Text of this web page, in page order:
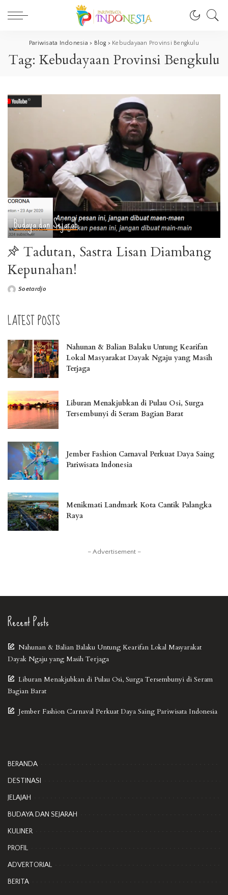
Pariwisata Indonesia > Blog > Kebudayaan Provinsi Bengkulu
Tag: Kebudayaan Provinsi Bengkulu
Budaya dan Sejarah
Tadutan, Sastra Lisan Diambang
Kepunahan!
Soetardjo
LATEST POSTS
Nahunan & Balian Balaku Untung Kearifan
Lokal Masyarakat Dayak Ngaju yang Masih
Terjaga
Liburan Menakjubkan di Pulau Osi, Surga
Tersembunyi di Seram Bagian Barat
Jember Fashion Carnaval Perkuat Daya Saing
Pariwisata Indonesia
Menikmati Landmark Kota Cantik Palangka
Raya
– Advertisement –
Recent Posts
Nahunan & Balian Balaku Untung Kearifan Lokal Masyarakat
Dayak Ngaju yang Masih Terjaga
Liburan Menakjubkan di Pulau Osi, Surga Tersembunyi di Seram
Bagian Barat
Jember Fashion Carnaval Perkuat Daya Saing Pariwisata Indonesia
BERANDA
DESTINASI
JELAJAH
BUDAYA DAN SEJARAH
KULINER
PROFIL
ADVERTORIAL
BERITA